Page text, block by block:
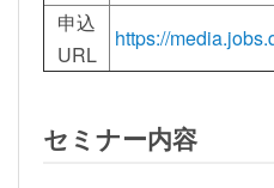
申込
URL
https://
セミナー内容